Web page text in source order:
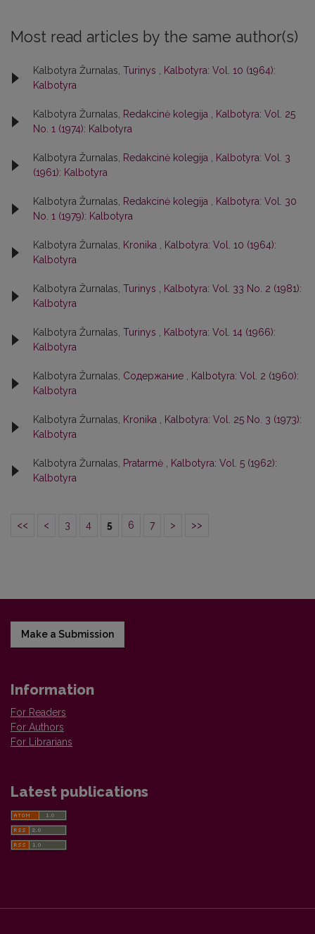
Most read articles by the same author(s)
Kalbotyra Žurnalas, Turinys
Kalbotyra: Vol. 10 (1964):
Kalbotyra
Kalbotyra Žurnalas, Redakcinė kolegija
Kalbotyra: Vol. 25
No. 1 (1974): Kalbotyra
Kalbotyra Žurnalas, Redakcinė kolegija
Kalbotyra: Vol. 3
(1961): Kalbotyra
Kalbotyra Žurnalas, Redakcinė kolegija
Kalbotyra: Vol. 30
No. 1 (1979): Kalbotyra
Kalbotyra Žurnalas, Kronika
Kalbotyra: Vol. 10 (1964):
Kalbotyra
Kalbotyra Žurnalas, Turinys
Kalbotyra: Vol. 33 No. 2 (1981):
Kalbotyra
Kalbotyra Žurnalas, Turinys
Kalbotyra: Vol. 14 (1966):
Kalbotyra
Kalbotyra Žurnalas, Содержание
Kalbotyra: Vol. 2 (1960):
Kalbotyra
Kalbotyra Žurnalas, Kronika
Kalbotyra: Vol. 25 No. 3 (1973):
Kalbotyra
Kalbotyra Žurnalas, Pratarmė
Kalbotyra: Vol. 5 (1962):
Kalbotyra
<< < 3 4 5 6 7 > >>
Make a Submission
Information
For Readers
For Authors
For Librarians
Latest publications